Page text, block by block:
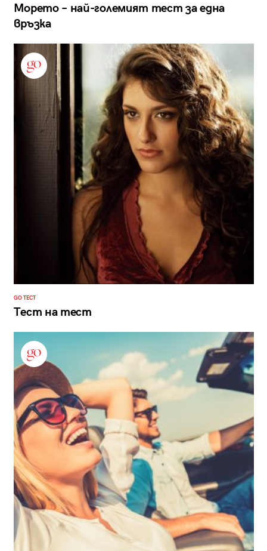
Морето – най-големият тест за една
връзка
GO ТЕСТ
Тест на тест